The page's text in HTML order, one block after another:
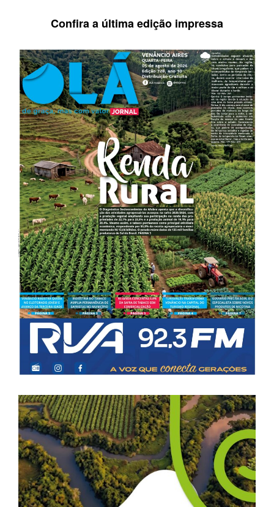
Confira a última edição impressa